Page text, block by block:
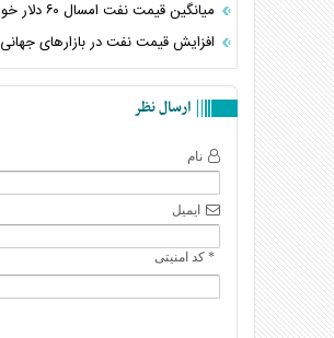
میانگین قیمت نفت امسال ۶۰ دلار خواهد بود
افزایش قیمت نفت در بازار‌های جهانی
ارسال نظر
نام
ایمیل
* کد امنیتی